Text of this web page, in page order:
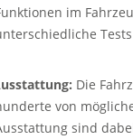
im
Tests
Die
von
sind dabei